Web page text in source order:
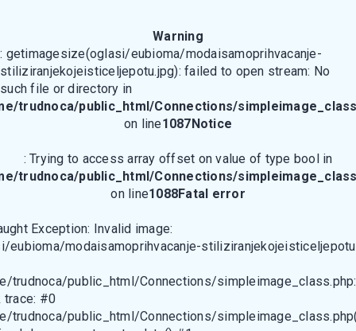
Warning
: getimagesize(oglasi/eubioma/modaisamoprihvacanje-
stiliziranjekojeisticeljepotu.jpg): failed to open stream: No
such file or directory in
trudnoca/public_html/Connections/
on line1087Notice
: Trying to access array offset on value of type bool in
trudnoca/public_html/Connections/
on line1088Fatal error
Exception: Invalid image:
eubioma/modaisamoprihvacanje-
trudnoca/public_html/Connections/
trace: #0
trudnoca/public_html/Connections/